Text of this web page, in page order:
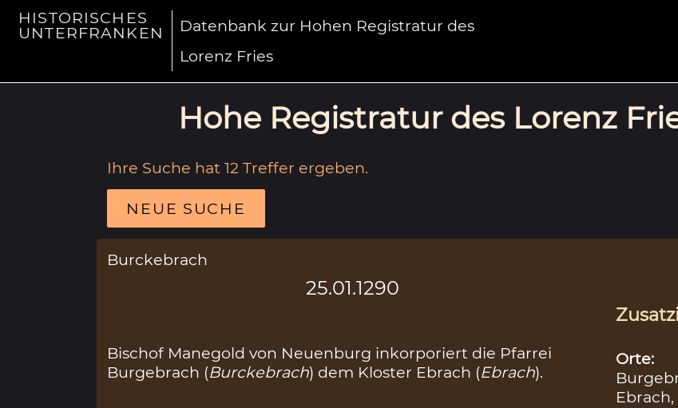
HISTORISCHES
UNTERFRANKEN
Datenbank zur Hohen Registratur des
Lorenz Fries
Hohe Registratur des Lorenz
Ihre Suche hat 12 Treffer ergeben.
NEUE SUCHE
Burckebrach
25.01.1290
Bischof Manegold von Neuenburg inkorporiert die Pfarrei
Burgebrach (Burckebrach) dem Kloster Ebrach (Ebrach).
Orte:
Ebrach,